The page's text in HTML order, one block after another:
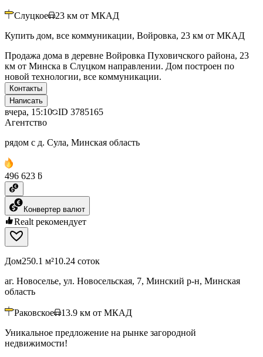
Слуцкое 23 км от МКАД
Купить дом, все коммуникации, Войровка, 23 км от МКАД
Продажа дома в деревне Войровка Пуховичского района, 23
км от Минска в Слуцком направлении. Дом построен по
новой технологии, все коммуникации.
Контакты
Написать
вчера, 15:10 ID 3785165
Агентство
рядом с д. Сула, Минская область
496 623 ƃ
Конвертер валют
Realt рекомендует
Дом250.1 м²10.24 соток
аг. Новоселье, ул. Новосельская, 7, Минский р-н, Минская
область
Раковское 13.9 км от МКАД
Уникальное предложение на рынке загородной
недвижимости!